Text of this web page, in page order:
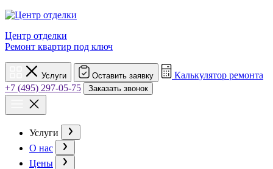
Центр отделки
Ремонт квартир под ключ
Услуги Оставить заявку
Калькулятор ремонта
+7 (495) 297-05-75
Заказать звонок
Услуги
О нас
Цены